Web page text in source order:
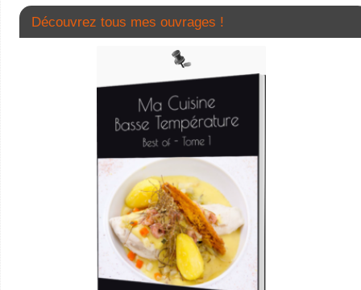
Découvrez tous mes ouvrages !